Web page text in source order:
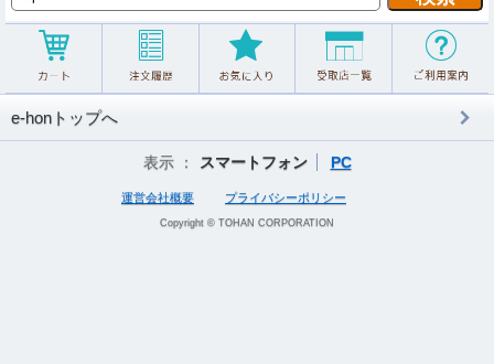
e-honトップへ
表示 ： スマートフォン PC
運営会社概要 プライバシーポリシー
Copyright © TOHAN CORPORATION